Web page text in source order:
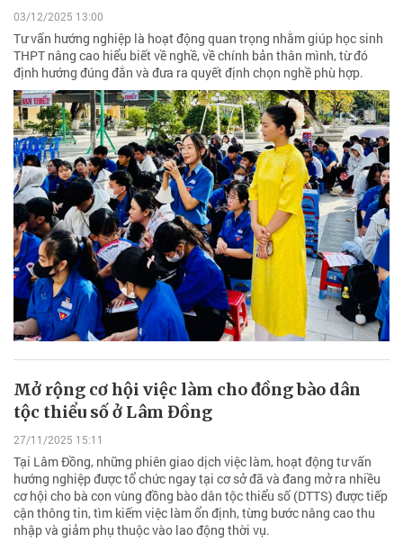
03/12/2025 13:00
Tư vấn hướng nghiệp là hoạt động quan trọng nhằm giúp học sinh
THPT nâng cao hiểu biết về nghề, về chính bản thân mình, từ đó
định hướng đúng đắn và đưa ra quyết định chọn nghề phù hợp.
Mở rộng cơ hội việc làm cho đồng bào dân
tộc thiểu số ở Lâm Đồng
27/11/2025 15:11
Tại Lâm Đồng, những phiên giao dịch việc làm, hoạt động tư vấn
hướng nghiệp được tổ chức ngay tại cơ sở đã và đang mở ra nhiều
cơ hội cho bà con vùng đồng bào dân tộc thiểu số (DTTS) được tiếp
cận thông tin, tìm kiếm việc làm ổn định, từng bước nâng cao thu
nhập và giảm phụ thuộc vào lao động thời vụ.